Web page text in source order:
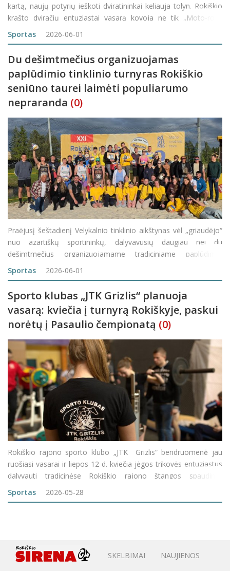
kartą, naujų potyrių ieškoti dviratininkai keliauja tolyn. Rokiškio
krašto dviračių entuziastai vasarą kovoja ne tik „Moto-roki“
trasoje vykstančiose „Biorinos“ ir „Sėlijos&ldquo
Sportas 2026-06-01
Du dešimtmečius organizuojamas
paplūdimio tinklinio turnyras Rokiškio
seniūno taurei laimėti populiarumo
nepraranda (0)
Praėjusį šeštadienį Velykalnio tinklinio aikštynas vėl „griaudėjo“
nuo azartiškų sportininkų, dalyvavusių daugiau nei du
dešimtmečius organizuojamame tradiciniame paplūdimio
tinklinio turnyre Rokiškio miesto seniūno taurei laimėti, šūksnių
Sportas 2026-06-01
Sporto klubas „JTK Grizlis“ planuoja
vasarą: kviečia į turnyrą Rokiškyje, paskui
norėtų į Pasaulio čempionatą (0)
Rokiškio rajono sporto klubo „JTK Grizlis“ bendruomenė jau
ruošiasi vasarai ir liepos 12 d. kviečia jėgos trikovės entuziastus
dalyvauti tradicinėse Rokiškio rajono štangos spaudimo
varžybose. Iki renginio – dar daug laiko, tad susidomėjusieji tikr
Sportas 2026-05-28
SKELBIMAI NAUJIENOS